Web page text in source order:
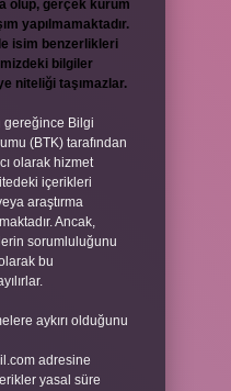
olup, gerçek kurum
yapılmamaktadır.
isim benzerlikleri
bilgiler
niteliği taşımazlar.
gereğince Bilgi
(BTK) tarafından
olarak hizmet
içerikleri
araştırma
Ancak,
sorumluluğunu
bu
aykırı olduğunu
adresine
yasal süre